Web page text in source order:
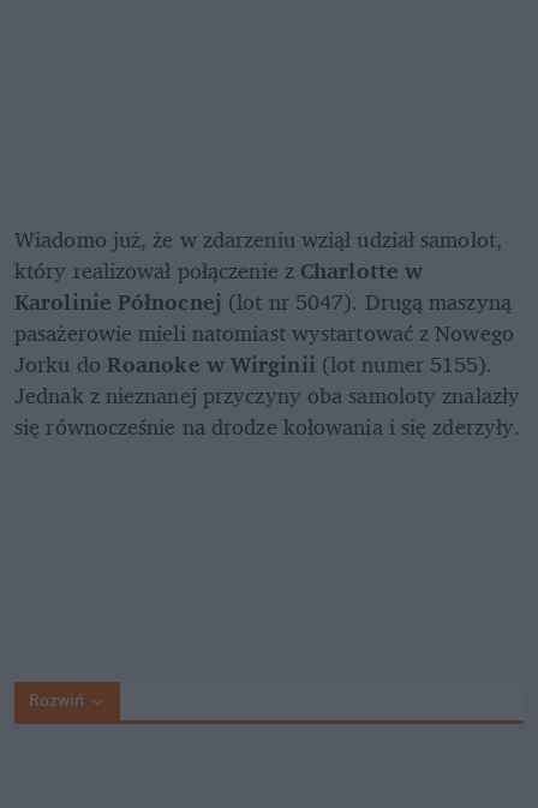
Wiadomo już, że w zdarzeniu wziął udział samolot,
który realizował połączenie z Charlotte w
Karolinie Północnej (lot nr 5047). Drugą maszyną
pasażerowie mieli natomiast wystartować z Nowego
Jorku do Roanoke w Wirginii (lot numer 5155).
Jednak z nieznanej przyczyny oba samoloty znalazły
się równocześnie na drodze kołowania i się zderzyły.
Rozwiń